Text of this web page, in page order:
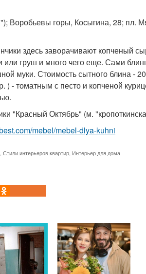
Воробьевы горы, Косыгина, 28; пл.
здесь заворачивают копченый
груш и много чего еще. Сами
муки. Стоимость сытного блина -
) - томатным с песто и копченой
"Красный Октябрь" (м.
mebel/mebel-dlya-kuhni
Стили интерьеров квартир Интерьер для дома